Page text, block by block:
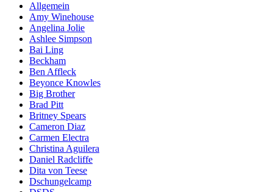
Allgemein
Amy Winehouse
Angelina Jolie
Ashlee Simpson
Bai Ling
Beckham
Ben Affleck
Beyonce Knowles
Big Brother
Brad Pitt
Britney Spears
Cameron Diaz
Carmen Electra
Christina Aguilera
Daniel Radcliffe
Dita von Teese
Dschungelcamp